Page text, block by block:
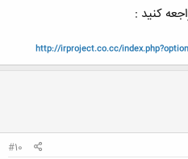
كنيد :
http://irproject.co.cc/
#10